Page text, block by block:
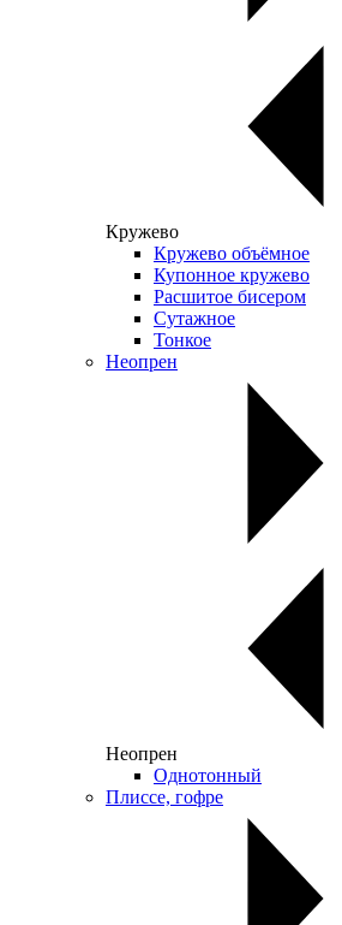
Кружево
Кружево объёмное
Купонное кружево
Расшитое бисером
Сутажное
Тонкое
Неопрен
Неопрен
Однотонный
Плиссе, гофре